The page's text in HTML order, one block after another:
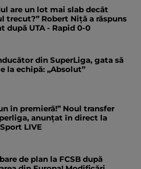
are un lot mai slab decât
trecut?” Robert Niță a răspuns
după UTA - Rapid 0-0
din SuperLiga, gata să
la echipă: „Absolut”
în premieră!” Noul transfer
anunțat în direct la
LIVE
de plan la FCSB după